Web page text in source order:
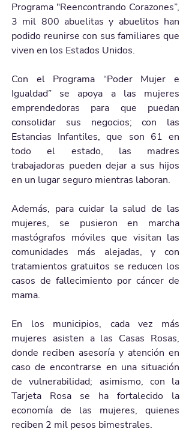
Programa "Reencontrando Corazones”,
3 mil 800 abuelitas y abuelitos han
podido reunirse con sus familiares que
viven en los Estados Unidos.
Con el Programa “Poder Mujer e
Igualdad” se apoya a las mujeres
emprendedoras para que puedan
consolidar sus negocios; con las
Estancias Infantiles, que son 61 en
todo el estado, las madres
trabajadoras pueden dejar a sus hijos
en un lugar seguro mientras laboran.
Además, para cuidar la salud de las
mujeres, se pusieron en marcha
mastógrafos móviles que visitan las
comunidades más alejadas, y con
tratamientos gratuitos se reducen los
casos de fallecimiento por cáncer de
mama.
En los municipios, cada vez más
mujeres asisten a las Casas Rosas,
donde reciben asesoría y atención en
caso de encontrarse en una situación
de vulnerabilidad; asimismo, con la
Tarjeta Rosa se ha fortalecido la
economía de las mujeres, quienes
reciben 2 mil pesos bimestrales.